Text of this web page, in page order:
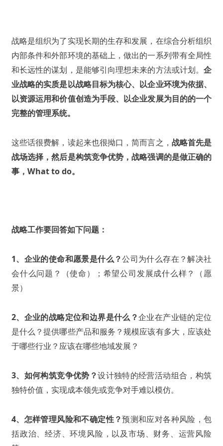
战略是组织为了实现长期的生存和发展，在综合分析组织
内部条件和外部环境的基础上，做出的一系列带有全局性
和长远性的谋划，是能够引向理想未来的方法或计划。企
业战略的实质是以战略目标为核心、以企业环境为依据、
以资源运用和价值创造为手段、以企业发展为目的的一个
完整的管理系统。
这些话很费解，读起来也很拗口，简而言之， 战略首先是
战场选择，然后是构筑竞争优势，战略强调的是做正确的
事，What to do。
战略工作要回答如下问题：
1、企业的使命和愿景是什么？公司为什么存在？解决社
会什么问题？（使命）；希望公司发展成什么样？（愿
景）
2、企业的战略定位和边界是什么？企业在产业链的定位
是什么？提供哪些产品和服务？规模应该有多大，应该处
于哪些行业？应该在哪些地域发展？
3、如何构筑竞争优势？设计独特的经营活动组合，构筑
独特价值，实现成本领先或竞争对手难以模仿。
4、怎样管理风险和不确定性？预测和应对各种风险，包
括政治、经济、环境风险，以及市场、财务、运营风险